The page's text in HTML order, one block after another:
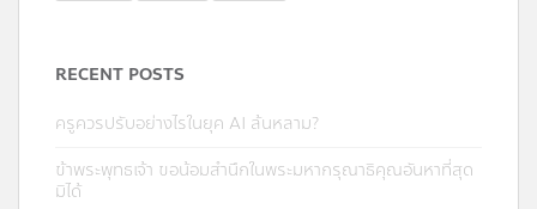
RECENT POSTS
ครูควรปรับอย่างไรในยุค AI ล้นหลาม?
ข้าพระพุทธเจ้า ขอน้อมสำนึกในพระมหากรุณาธิคุณอันหาที่สุด
มิได้